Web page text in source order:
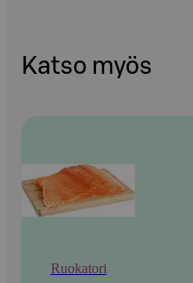
Katso myös
Ruokatori